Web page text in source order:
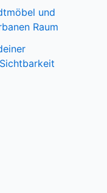
und
Raum